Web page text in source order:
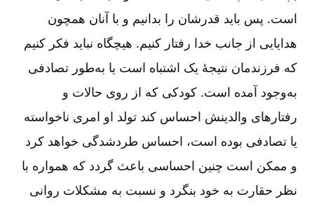
است. پس باید قدرشان را بدانیم و با آنان همچون
هدایایی از جانب خدا رفتار کنیم. هیچگاه نباید فکر کنیم
که فرزندمان نتیجۀ یک اشتباه است یا به‌طور تصادفی
به‌وجود آمده است. کودکی که از روی حالات و
رفتارهای والدینش احساس کند تولد او امری ناخواسته
یا تصادفی بوده است، احساس طردشدگی خواهد کرد
و ممکن است چنین احساسی باعث گردد که همواره با
نظر حقارت به خود بنگرد و نسبت به مشکلات روانی